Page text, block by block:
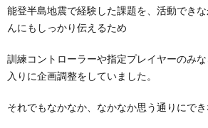
能登半島地震で経験した課題を、活動でき
んにもしっかり伝えるため
訓練コントローラーや指定プレイヤーのみ
入りに企画調整をしていました。
それでもなかなか、なかなか思う通りにで